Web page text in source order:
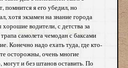
помнится я его убедил, но
хотя экзамен на знание города
водители, с детства за
самолета чемодан с баксами
Конечно надо ехать туда, где кто-
осторожны, очень многие
и без штанов оставить. По